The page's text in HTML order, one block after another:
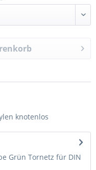
knotenlos
Grün Tornetz für DIN